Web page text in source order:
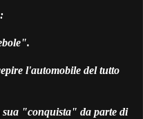
l'automobile del tutto
sua "conquista" da parte di